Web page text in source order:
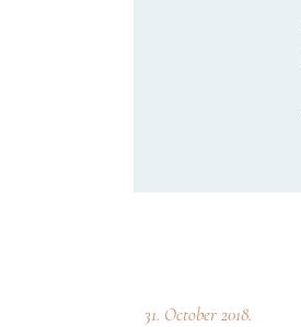
31. October 2018.